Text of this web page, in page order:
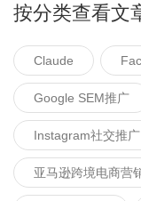
按分类查看文
Claude
Google SEM推广
Instagram社交推广
亚马逊跨境电商营